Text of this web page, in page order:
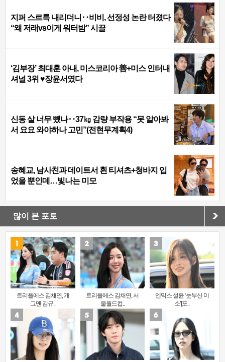
지퍼 스르륵 내리더니‥비비, 선정성 논란 터졌다
“왜 저래vs이게 워터밤” 시끌
‘김부장’ 최대훈 아내, 미스코리아 善+미스 인터내
셔널 3위 ♥장윤서였다
신동 살 너무 뺐나‥37㎏ 감량 부작용 “못 알아봐
서 요요 와야하나 고민”(전현무계획4)
송혜교, 남사친과 데이트서 흰 티셔츠+청바지 입
었을 뿐인데…빛나는 미모
많이 본 포토
트리플에스 김채연, 개
그맨 김규..
트리플에스 김채연, 서
울월드컵..
엔믹스 설윤 ‘눈부신 미
소’[포..